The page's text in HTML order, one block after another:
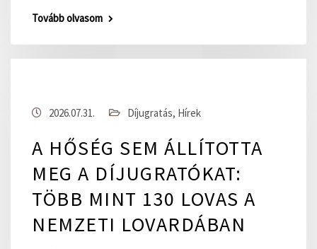
Tovább olvasom
2026.07.31. Díjugratás, Hírek
A HŐSÉG SEM ÁLLÍTOTTA
MEG A DÍJUGRATÓKAT:
TÖBB MINT 130 LOVAS A
NEMZETI LOVARDÁBAN